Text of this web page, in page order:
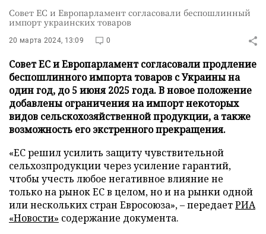
Совет ЕС и Европарламент согласовали беспошлинный
импорт украинских товаров
20 марта 2024, 13:09 0
Совет ЕС и Европарламент согласовали продление
беспошлинного импорта товаров с Украины на
один год, до 5 июня 2025 года. В новое положение
добавлены ограничения на импорт некоторых
видов сельскохозяйственной продукции, а также
возможность его экстренного прекращения.
«ЕС решил усилить защиту чувствительной
сельхозпродукции через усиление гарантий,
чтобы учесть любое негативное влияние не
только на рынок ЕС в целом, но и на рынки одной
или нескольких стран Евросоюза», – передаетРИА
«Новости» содержание документа.